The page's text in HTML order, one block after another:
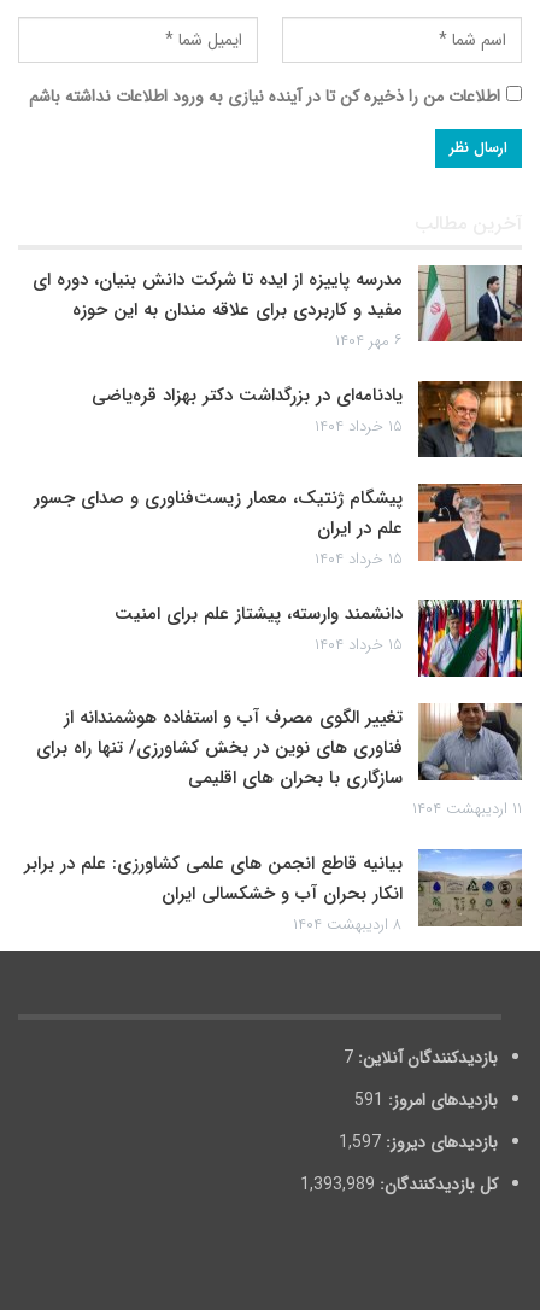
اطلاعات من را ذخیره کن تا در آینده نیازی به ورود اطلاعات نداشته باشم
آخرین مطالب
مدرسه پاییزه از ایده تا شرکت دانش بنیان، دوره ای
مفید و کاربردی برای علاقه مندان به این حوزه
۶ مهر ۱۴۰۴
یادنامه‌ای در بزرگداشت دکتر بهزاد قره‌یاضی
۱۵ خرداد ۱۴۰۴
پیشگام ژنتیک، معمار زیست‌فناوری و صدای جسور
علم در ایران
۱۵ خرداد ۱۴۰۴
دانشمند وارسته، پیشتاز علم برای امنیت
۱۵ خرداد ۱۴۰۴
تغییر الگوی مصرف آب و استفاده هوشمندانه از
فناوری های نوین در بخش کشاورزی/ تنها راه برای
سازگاری با بحران های اقلیمی
۱۱ اردیبهشت ۱۴۰۴
بیانیه قاطع انجمن های علمی کشاورزی: علم در برابر
انکار بحران آب و خشکسالی ایران
۸ اردیبهشت ۱۴۰۴
بازدیدکنندگان آنلاین: 7
بازدیدهای امروز: 591
بازدیدهای دیروز: 1,597
کل بازدیدکنند‌گان: 1,393,989